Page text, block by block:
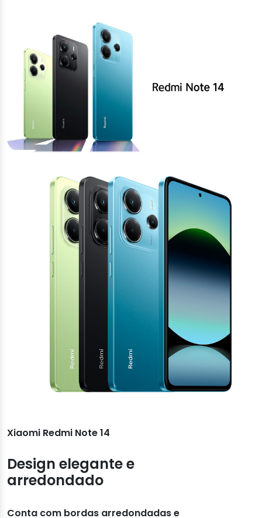
Xiaomi Redmi Note 14
Design elegante e
arredondado
Conta com bordas arredondadas e